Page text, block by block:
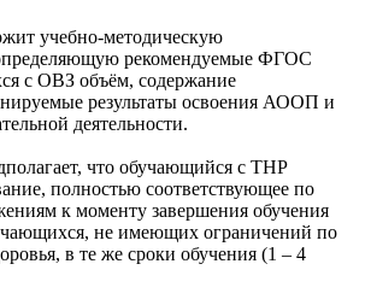
учебно-методическую
рекомендуемые ФГОС
с ОВЗ объём, содержание
результаты освоения АООП и
деятельности.
что обучающийся с ТНР
полностью соответствующее по
к моменту завершения обучения
не имеющих ограничений по
в те же сроки обучения (1 – 4